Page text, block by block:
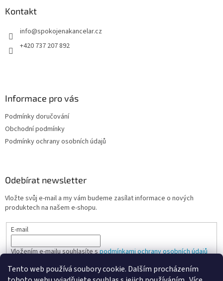
Tento web používá soubory cookie. Dalším procházením
Kontakt
info@spokojenakancelar.cz
+420 737 207 892
Informace pro vás
Podmínky doručování
Obchodní podmínky
Podmínky ochrany osobních údajů
Odebírat newsletter
Vložte svůj e-mail a my vám budeme zasílat informace o nových
produktech na našem e-shopu.
E-mail
Vložením e-mailu souhlasíte spodmínkami ochrany osobních údajů
PŘIHLÁSIT SE